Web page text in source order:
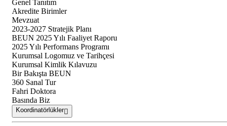
Genel Tanıtım
Akredite Birimler
Mevzuat
2023-2027 Stratejik Planı
BEUN 2025 Yılı Faaliyet Raporu
2025 Yılı Performans Programı
Kurumsal Logomuz ve Tarihçesi
Kurumsal Kimlik Kılavuzu
Bir Bakışta BEUN
360 Sanal Tur
Fahri Doktora
Basında Biz
Koordinatörlükler